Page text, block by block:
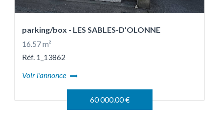
parking/box - LES SABLES-D'OLONNE
16.57 m²
Réf. 1_13862
Voir l'annonce
60 000.00 €